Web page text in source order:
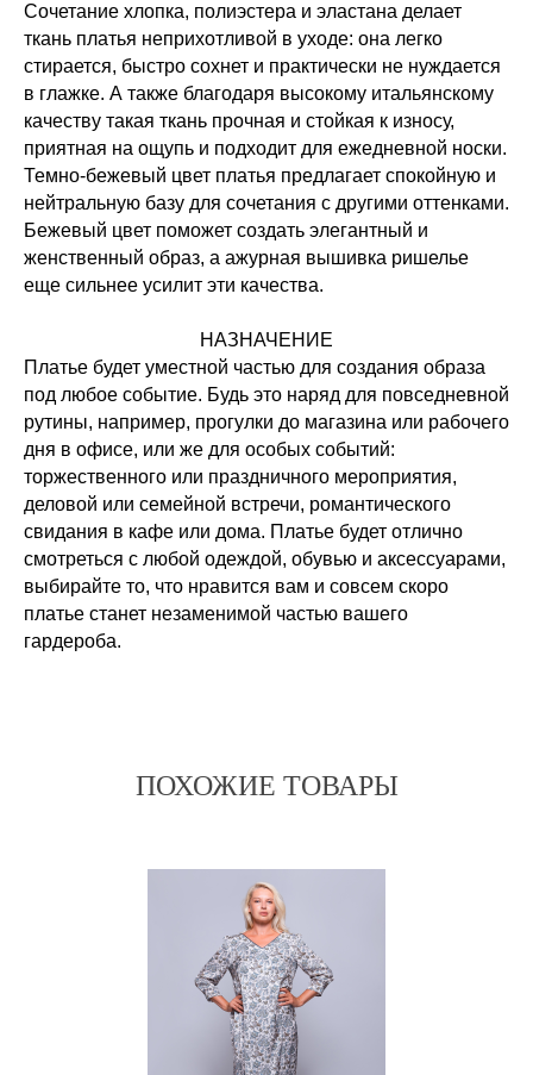
Сочетание хлопка, полиэстера и эластана делает
ткань платья неприхотливой в уходе: она легко
стирается, быстро сохнет и практически не нуждается
в глажке. А также благодаря высокому итальянскому
качеству такая ткань прочная и стойкая к износу,
приятная на ощупь и подходит для ежедневной носки.
Темно-бежевый цвет платья предлагает спокойную и
нейтральную базу для сочетания с другими оттенками.
Бежевый цвет поможет создать элегантный и
женственный образ, а ажурная вышивка ришелье
еще сильнее усилит эти качества.
НАЗНАЧЕНИЕ
Платье будет уместной частью для создания образа
под любое событие. Будь это наряд для повседневной
рутины, например, прогулки до магазина или рабочего
дня в офисе, или же для особых событий:
торжественного или праздничного мероприятия,
деловой или семейной встречи, романтического
свидания в кафе или дома. Платье будет отлично
смотреться с любой одеждой, обувью и аксессуарами,
выбирайте то, что нравится вам и совсем скоро
платье станет незаменимой частью вашего
гардероба.
ПОХОЖИЕ ТОВАРЫ